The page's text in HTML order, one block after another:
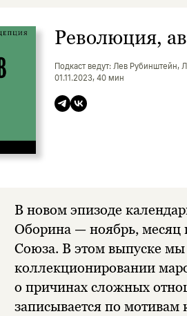
Революция,
Подкаст ведут: Лев Рубинштейн,
01.11.2023, 40 мин
В новом эпизоде
Оборина — ноябрь, месяц
Союза. В этом выпуске мы
коллекционировании
о причинах сложных
записывается по